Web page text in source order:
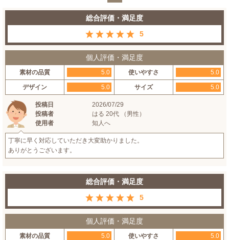
総合評価・満足度
5
個人評価・満足度
素材の品質 5.0 使いやすさ 5.0
デザイン 5.0 サイズ 5.0
投稿日
2026/07/29
投稿者
はる 20代 （男性）
使用者
知人へ
丁寧に早く対応していただき大変助かりました。
ありがとうございます。
総合評価・満足度
5
個人評価・満足度
素材の品質 5.0 使いやすさ 5.0